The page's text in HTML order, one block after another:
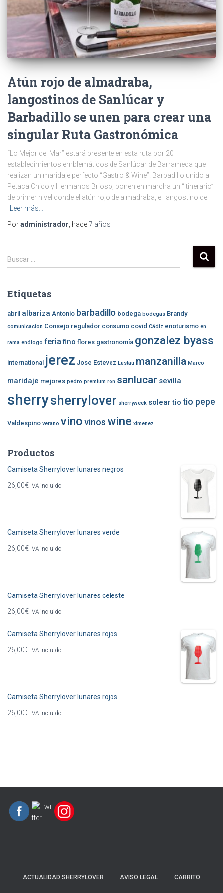
Atún rojo de almadraba,
langostinos de Sanlúcar y
Barbadillo se unen para crear una
singular Ruta Gastronómica
“Lo Mejor del Mar” estará presente en esta ruta por 20
establecimientos emblemáticos de Sanlúcar de Barrameda que
realizan un maridaje perfecto “Gastro & Wine”. Barbadillo unido a
Petaca Chico y Hermanos Brioso, ponen en marcha un “itinerario”
de primer nivel donde el atún rojo de almadraba, el langostino de
Leer más…
Poradministrador , hace7 años
B
u
a
Buscar …
Etiquetas
abril albariza Antonio barbadillo bodega bodegas Brandy
comunicacion Consejo regulador consumo covid Cádiz enoturismo en
rama enólogo feria fino flores gastronomía gonzalez byass
international jerez Jose Estevez Lustau manzanilla Marco
maridaje mejores pedro premium ron sanlucar sevilla
sherrysherrylover sherryweek solear tio tio pepe
Valdespino verano vino vinos wine ximenez
Productos
Camiseta Sherrylover lunares negros
26,00€ IVA incluido
Camiseta Sherrylover lunares verde
26,00€ IVA incluido
Camiseta Sherrylover lunares celeste
26,00€ IVA incluido
Camiseta Sherrylover lunares rojos
26,00€ IVA incluido
Camiseta Sherrylover lunares rojos
26,00€ IVA incluido
ACTUALIDAD SHERRYLOVER AVISO LEGAL CARRITO